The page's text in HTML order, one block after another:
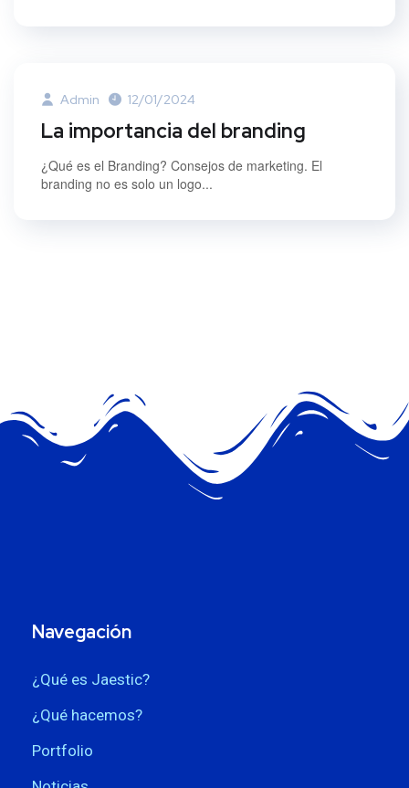
Admin 12/01/2024
La importancia del branding
¿Qué es el Branding? Consejos de marketing. El
branding no es solo un logo...
Navegación
¿Qué es Jaestic?
¿Qué hacemos?
Portfolio